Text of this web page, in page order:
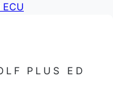
PLUS ED